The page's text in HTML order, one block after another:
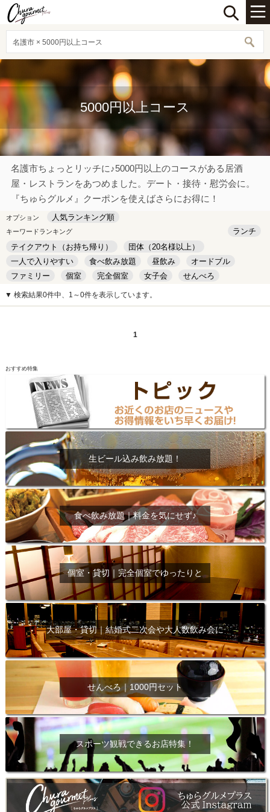
名護市 × 5000円以上コース
5000円以上コース
名護市ちょっとリッチに♪5000円以上のコースがある居酒
屋・レストランをあつめました。デート・接待・慰労会に。
『ちゅらグルメ』クーポンを使えばさらにお得に！
オプション 人気ランキング順
キーワードランキング
ランチ
テイクアウト（お持ち帰り）
団体（20名様以上）
一人で入りやすい
食べ飲み放題 昼飲み
オードブル
ファミリー
個室 完全個室 女子会
せんべろ
キッズルーム
安い デート
▼ 検索結果0件中、1～0件を表示しています。
1
おすすめ特集
生ビール込み飲み放題！
食べ飲み放題｜料金を気にせず♪
個室・貸切｜完全個室でゆったりと
大部屋・貸切｜結婚式二次会や大人数飲み会に
せんべろ｜1000円セット
スポーツ観戦できるお店特集！